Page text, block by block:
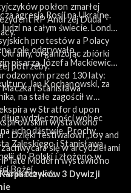
pokłon zmarłej
RP Andrzej Duda
agresja Rosji na Ukrainę.
na całym świecie. Londyn
protestów a Polacy
organizując zbiórki
potrzeby.
rolę odgrywało
pisarza Józefa Mackiewicza
przed 130 laty:
i Stanisława
Jan Kochanowski, za
na stałe zagościł w
w Stratford upon
wystawiono
Dzięki festiwalowi „Joy and
się w arcydziełami
Tate Modern wystawiono
Abakanowicz.
wdzięczności wobec
uchodźstwie. Prochy
Zaleskiego i Stanisława
do Polski i złożono w
Bożej.
3 Dywizji